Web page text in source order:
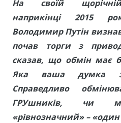
На своїй щорічній
наприкінці 2015
Володимир Путін
почав торги з
сказав, що обмін має
Яка ваша думка з
Справедливо
ГРУшників, чи
«рівнозначний» –